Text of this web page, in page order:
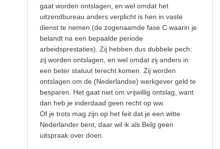
altijd
tegen
door
Johan
Schepers
gaat worden ontslagen, en wel omdat het
uitzendbureau anders verplicht is hen in vaste
dienst te nemen (de zogenaamde fase C waarin je
belandt na een bepaalde periode
arbeidsprestaties). Zij hebben dus dubbele pech:
zij worden ontslagen, en wel omdat zij anders in
een beter statuut terecht komen. Zij worden
ontslagen om de (Nederlandse) werkgever geld te
besparen. Het gaat niet om vrijwillig ontslag, want
dan heb je inderdaad geen recht op ww.
Of je trots mag zijn op het feit dat je een witte
Nederlander bent, daar wil ik als Belg geen
uitspraak over doen.